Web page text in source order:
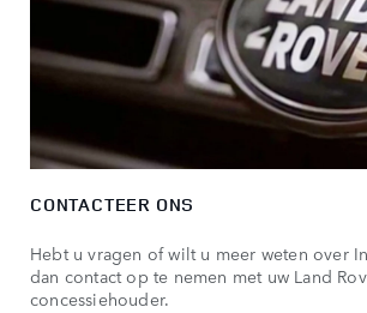
CONTACTEER ONS
Hebt u vragen of wilt u meer weten over
dan contact op te nemen met uw Land
concessiehouder.